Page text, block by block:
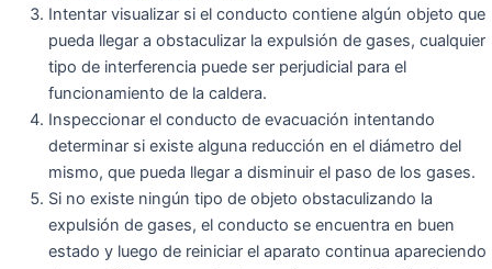
Intentar visualizar si el conducto contiene algún objeto que
pueda llegar a obstaculizar la expulsión de gases, cualquier
tipo de interferencia puede ser perjudicial para el
funcionamiento de la caldera.
Inspeccionar el conducto de evacuación intentando
determinar si existe alguna reducción en el diámetro del
mismo, que pueda llegar a disminuir el paso de los gases.
Si no existe ningún tipo de objeto obstaculizando la
expulsión de gases, el conducto se encuentra en buen
estado y luego de reiniciar el aparato continua apareciendo